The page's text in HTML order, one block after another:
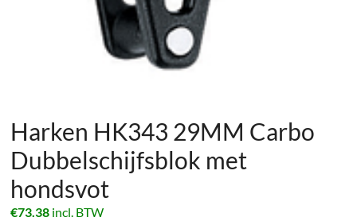
Harken HK343 29MM Carbo
Dubbelschijfsblok met
hondsvot
€73.38 incl. BTW